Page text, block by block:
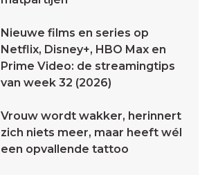
Nieuwe films en series op
Netflix, Disney+, HBO Max en
Prime Video: de streamingtips
van week 32 (2026)
Vrouw wordt wakker, herinnert
zich niets meer, maar heeft wél
een opvallende tattoo